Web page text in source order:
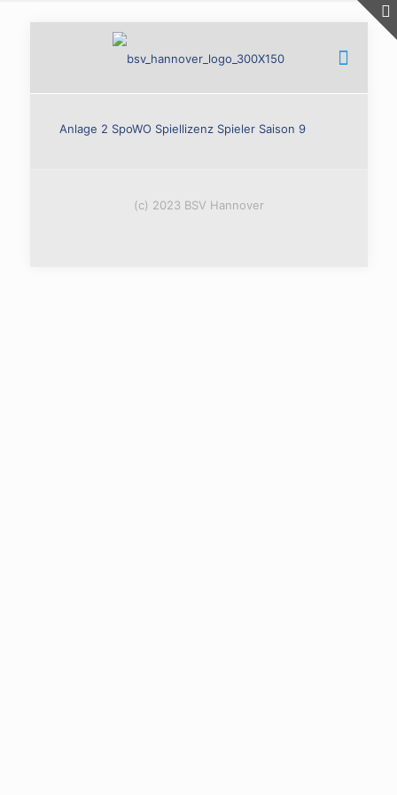
Anlage 2 SpoWO Spiellizenz Spieler Saison 9
(c) 2023 BSV Hannover